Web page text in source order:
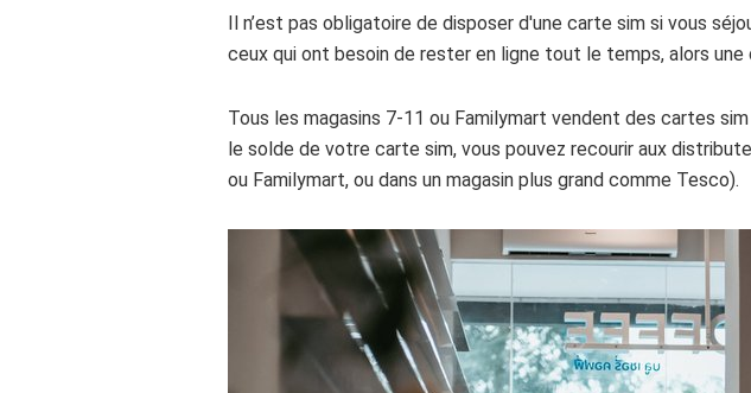
Il n’est pas obligatoire de disposer d'une carte sim si vous
ceux qui ont besoin de rester en ligne tout le temps, alors une
Tous les magasins 7-11 ou Familymart vendent des cartes
le solde de votre carte sim, vous pouvez recourir aux
ou Familymart, ou dans un magasin plus grand comme Tesco).